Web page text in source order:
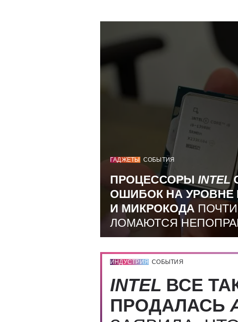
ГАДЖЕТЫ СОБЫТИЯ
ПРОЦЕССОРЫ INTEL
ОШИБОК НА УРОВНЕ
И МИКРОКОДА
ЛОМАЮТСЯ
ИНДУСТРИЯ СОБЫТИЯ
INTEL ВСЕ
ПРОДАЛАСЬ